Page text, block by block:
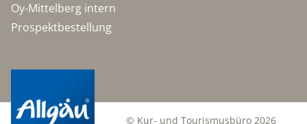
Oy-Mittelberg intern
Prospektbestellung
© Kur- und Tourismusbüro 2026